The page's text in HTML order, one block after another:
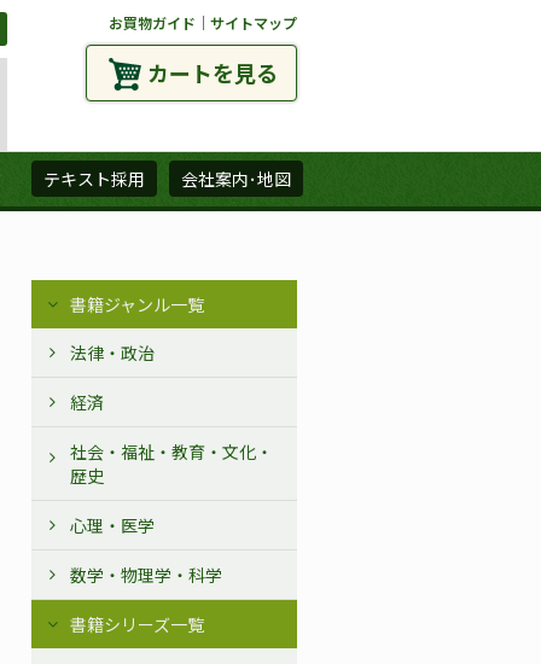
お買物ガイド ｜ サイトマップ
カートを見る
テキスト採用 会社案内･地図
書籍ジャンル一覧
法律・政治
経済
社会・福祉・教育・文化・
歴史
心理・医学
数学・物理学・科学
書籍シリーズ一覧